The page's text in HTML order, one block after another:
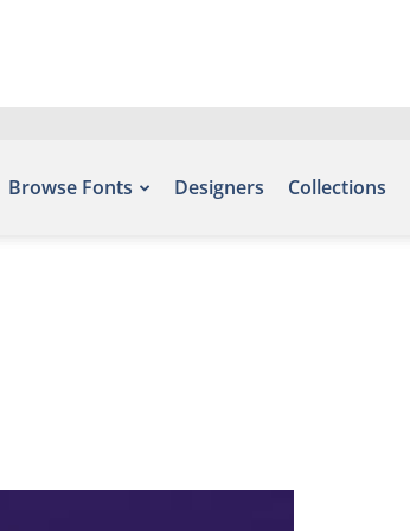
Browse Fonts Designers Collections